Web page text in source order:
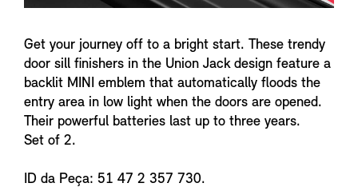
Get your journey off to a bright start. These trendy
door sill finishers in the Union Jack design feature a
backlit MINI emblem that automatically floods the
entry area in low light when the doors are opened.
Their powerful batteries last up to three years.
Set of 2.
ID da Peça: 51 47 2 357 730.